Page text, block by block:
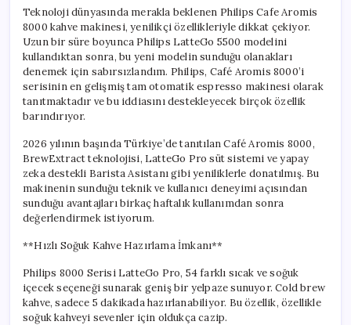
İnceleme
Kullanıcı
Deneyimi
için
Teknoloji dünyasında merakla beklenen Philips Cafe Aromis
8000 kahve makinesi, yenilikçi özellikleriyle dikkat çekiyor.
Uzun bir süre boyunca Philips LatteGo 5500 modelini
kullandıktan sonra, bu yeni modelin sunduğu olanakları
denemek için sabırsızlandım. Philips, Café Aromis 8000’i
serisinin en gelişmiş tam otomatik espresso makinesi olarak
tanıtmaktadır ve bu iddiasını destekleyecek birçok özellik
barındırıyor.
2026 yılının başında Türkiye’de tanıtılan Café Aromis 8000,
BrewExtract teknolojisi, LatteGo Pro süt sistemi ve yapay
zeka destekli Barista Asistanı gibi yeniliklerle donatılmış. Bu
makinenin sunduğu teknik ve kullanıcı deneyimi açısından
sunduğu avantajları birkaç haftalık kullanımdan sonra
değerlendirmek istiyorum.
**Hızlı Soğuk Kahve Hazırlama İmkanı**
Philips 8000 Serisi LatteGo Pro, 54 farklı sıcak ve soğuk
içecek seçeneği sunarak geniş bir yelpaze sunuyor. Cold brew
kahve, sadece 5 dakikada hazırlanabiliyor. Bu özellik, özellikle
soğuk kahveyi sevenler için oldukça cazip.